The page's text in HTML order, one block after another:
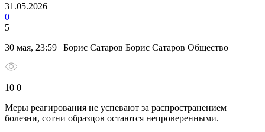
31.05.2026
0
5
30 мая, 23:59 | Борис Сатаров Борис Сатаров Общество
10 0
Меры реагирования не успевают за распространением
болезни, сотни образцов остаются непроверенными.